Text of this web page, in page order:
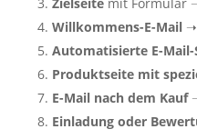
Zielseitemit Formular
Willkommens-E-Mail➝
Automatisierte E-Mail-
Produktseite mit
E-Mail nach dem Kauf
Einladung oder